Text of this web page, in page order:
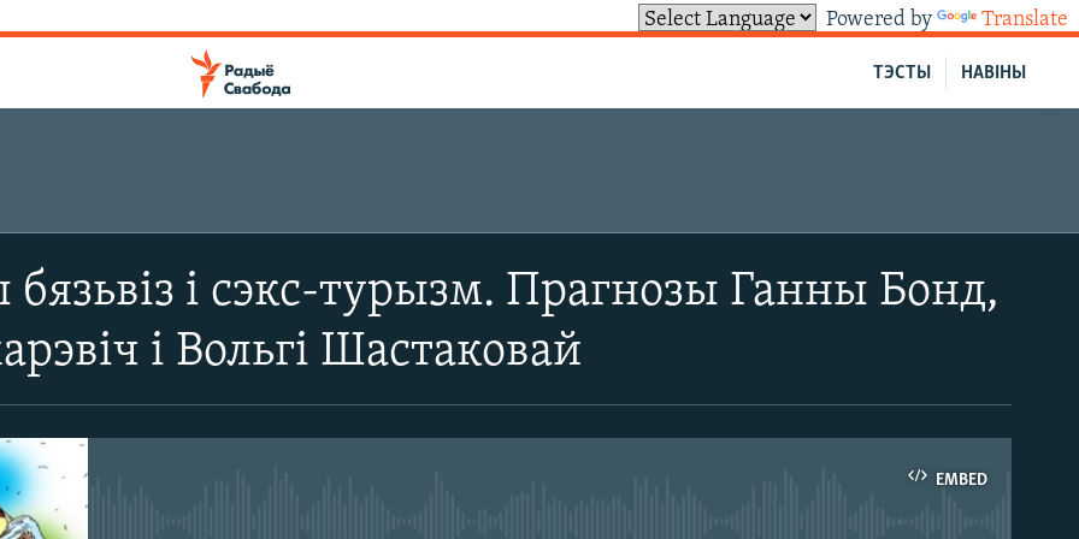
Powered by Translate
НАВІНЫ
ТЭСТЫ
і сэкс-турызм. Прагнозы Ганны Бонд,
і Вольгі Шастаковай
EMBED